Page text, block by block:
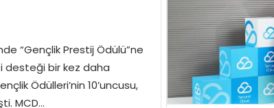
“Gençlik Prestij Ödülü”ne
desteği bir kez daha
Ödülleri’nin 10’uncusu,
MCD…